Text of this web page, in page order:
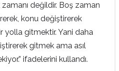
değildir. Boş zaman
konu değiştirerek
yolla gitmektir. Yani daha
gitmek ama asıl
ifadelerini kullandı.